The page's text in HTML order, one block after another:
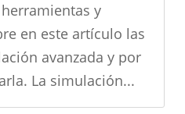
y
en este artículo las
avanzada y por
La simulación...